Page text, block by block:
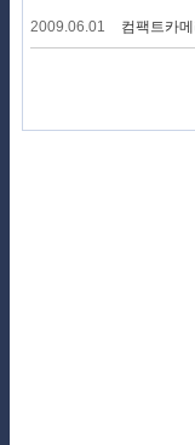
2009.06.01 컴팩트카